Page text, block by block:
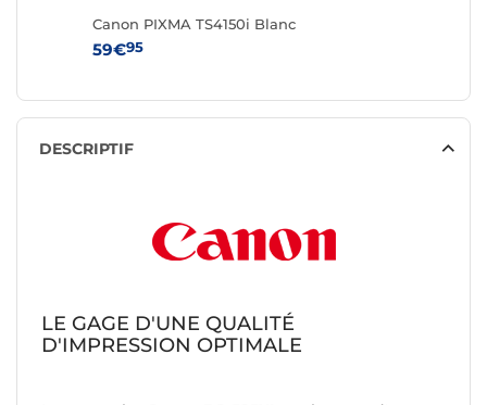
Canon PIXMA TS4150i Blanc
59€95
DESCRIPTIF
LE GAGE D'UNE QUALITÉ
D'IMPRESSION OPTIMALE